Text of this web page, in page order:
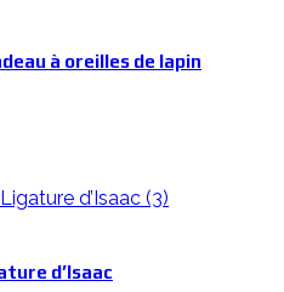
à oreilles de lapin
d’Isaac